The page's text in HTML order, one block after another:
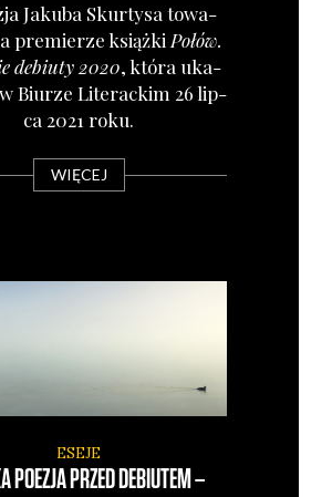
Jaku­ba Skur­ty­sa towa­
pre­mie­rze książ­ki Połów.
debiu­ty 2020, któ­ra uka­
w Biu­rze Lite­rac­kim 26 lip­
ca 2021 roku.
WIĘCEJ
ESEJE
POEZJA PRZED DEBIUTEM –